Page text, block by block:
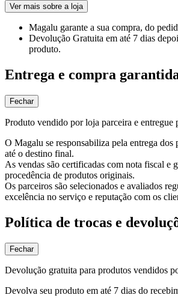
Ver mais sobre a loja
Magalu garante a sua compra, do
Devolução Gratuita em até 7 dias
produto.
Entrega e compra
Fechar
Produto vendido por loja parceira e entregue
O Magalu se responsabiliza pela entrega dos
até o destino final.
As vendas são certificadas com nota fiscal e
procedência de produtos originais.
Os parceiros são selecionados e avaliados
excelência no serviço e reputação com os
Política de trocas e
Fechar
Devolução gratuita para produtos vendidos
Devolva seu produto em até 7 dias do